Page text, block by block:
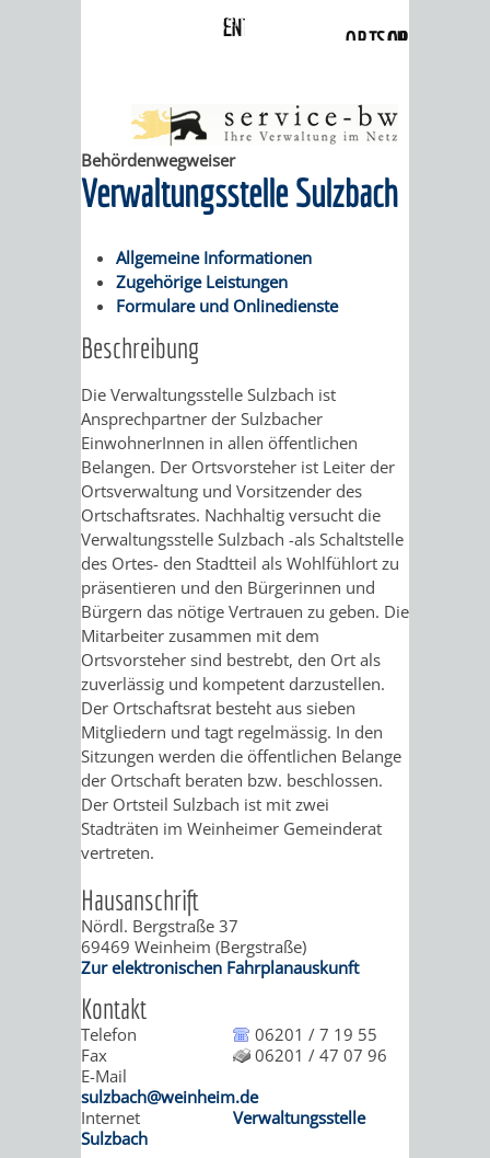
ENTSORGUNG
BEHÖRDENNUMMER
115
FAMILIEN
BERATUNG
HILFE
KINDER
UND
JUGENDLICHE
SENIOREN
BETREUUNG
UND
PFLEGE
FREIZEITANGEBOTE
BERATUNG
UND
HILFE
MENSCHEN
MIT
BEHINDERUNG
MENSCHEN
MIT
DEMENZ
MIGRANTEN
/
FLÜCHTLINGE
BAUHERREN
BAUHERRENBERATUNG
GRUNDSTÜCKSWERTERMITTLUNG
AUFGABEN
DER
DENKMALSCHUTZBEHÖRDE
STEUERVORTEILE
SATZUNGEN
BEREICH
DENKMALSCHUTZ
BAUPLÄTZE
STÄDTISCHER
HÄUSER
ORTSCHAFTSRAT
AUSSCHÜSSE
UND
AUSSCHUSS
TECHNIK,
UMWELT
UND
STADTENTWICKLUNG
BERATUNGSERGEBNISSE
HAUPTAUSSCHUSS
KINDER-
UND
JUGENDBEIRAT
TAGESORDNUNG
/
SITZUNGSUNTERLAGEN
UMLEGUNGSAUSSCHUSS
BERATENDE
AUSSCHÜSSE
TAGESORDNUNG
PROJEKTE
/
AMT AMT
Bürgerservice
Behördenwegweiser
Verwaltungsstelle Sulzbach
Allgemeine Informationen
Zugehörige Leistungen
Formulare und Onlinedienste
Beschreibung
Die Verwaltungsstelle Sulzbach ist
Ansprechpartner der Sulzbacher
EinwohnerInnen in allen öffentlichen
Belangen. Der Ortsvorsteher ist Leiter der
Ortsverwaltung und Vorsitzender des
Ortschaftsrates. Nachhaltig versucht die
Verwaltungsstelle Sulzbach -als Schaltstelle
des Ortes- den Stadtteil als Wohlfühlort zu
präsentieren und den Bürgerinnen und
Bürgern das nötige Vertrauen zu geben. Die
Mitarbeiter zusammen mit dem
Ortsvorsteher sind bestrebt, den Ort als
zuverlässig und kompetent darzustellen.
Der Ortschaftsrat besteht aus sieben
Mitgliedern und tagt regelmässig. In den
Sitzungen werden die öffentlichen Belange
der Ortschaft beraten bzw. beschlossen.
Der Ortsteil Sulzbach ist mit zwei
Stadträten im Weinheimer Gemeinderat
vertreten.
Hausanschrift
Nördl. Bergstraße 37
69469 Weinheim (Bergstraße)
Zur elektronischen Fahrplanauskunft
Kontakt
Telefon
06201 / 7 19 55
Fax
06201 / 47 07 96
E-Mail
sulzbach@weinheim.de
Internet
Verwaltungsstelle
Sulzbach